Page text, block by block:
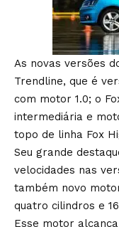
As novas versões
Trendline, que é
com motor 1.0; o
intermediária e
topo de linha Fox
Seu grande
velocidades nas
também novo
quatro cilindros e
Esse motor